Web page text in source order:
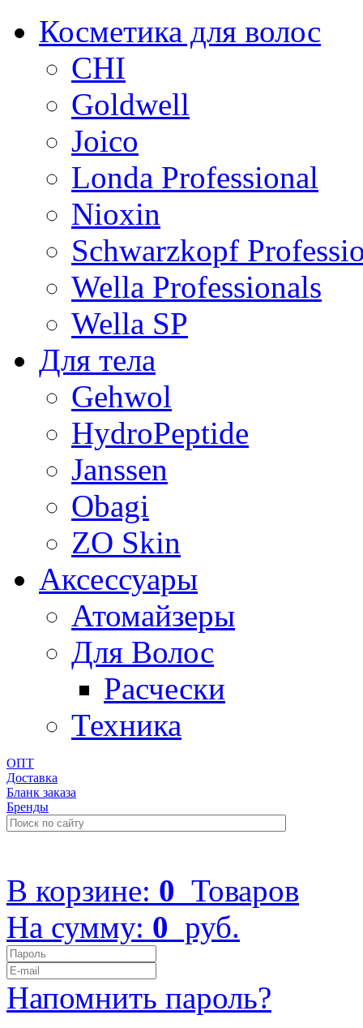
Косметика для волос
CHI
Goldwell
Joico
Londa Professional
Nioxin
Schwarzkopf
Wella Professionals
Wella SP
Для тела
Gehwol
HydroPeptide
Janssen
Obagi
ZO Skin
Aксессуары
Атомайзеры
Для Волос
Расчески
Техника
ОПТ
Доставка
Бланк заказа
Бренды
В корзине: 0 Товаров
На сумму: 0 руб.
Напомнить пароль?